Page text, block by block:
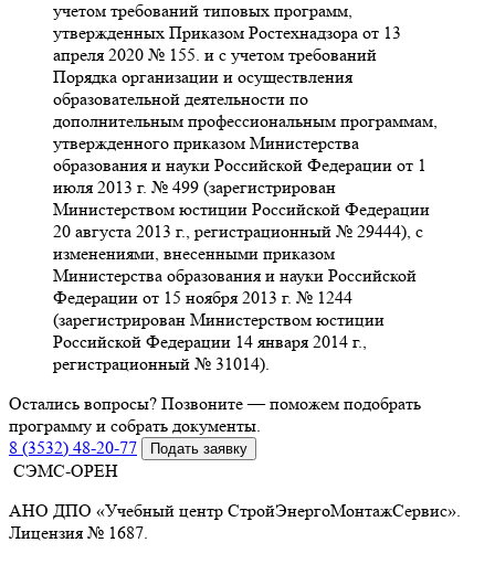
учетом требований типовых программ,
утвержденных Приказом Ростехнадзора от 13
апреля 2020 № 155. и с учетом требований
Порядка организации и осуществления
образовательной деятельности по
дополнительным профессиональным программам,
утвержденного приказом Министерства
образования и науки Российской Федерации от 1
июля 2013 г. № 499 (зарегистрирован
Министерством юстиции Российской Федерации
20 августа 2013 г., регистрационный № 29444), с
изменениями, внесенными приказом
Министерства образования и науки Российской
Федерации от 15 ноября 2013 г. № 1244
(зарегистрирован Министерством юстиции
Российской Федерации 14 января 2014 г.,
регистрационный № 31014).
Остались вопросы? Позвоните — поможем подобрать
программу и собрать документы.
8 (3532) 48-20-77
Подать заявку
СЭМС-ОРЕН
АНО ДПО «Учебный центр СтройЭнергоМонтажСервис».
Лицензия № 1687.